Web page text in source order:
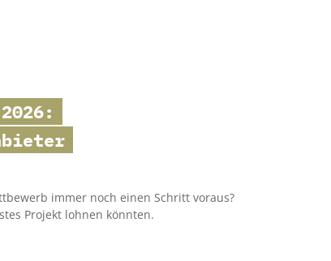
immer noch einen Schritt voraus?
Projekt lohnen könnten.